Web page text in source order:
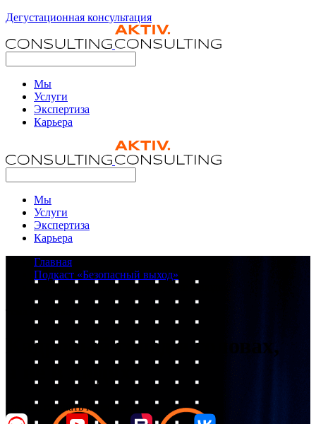
Дегустационная консультация
Мы
Услуги
Экспертиза
Карьера
Мы
Услуги
Экспертиза
Карьера
Главная
Подкаст «Безопасный выход»
Кадровый голод в головах, а не в людях
тема выпуска
Кадровый голод в головах,
а не в людях
Где нас слушать и смотреть